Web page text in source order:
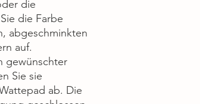
die
die Farbe
abgeschminkten
auf.
gewünschter
Sie sie
ab. Die